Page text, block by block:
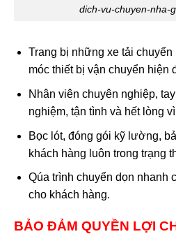
dich-vu-chuyen-nha-
Trang bị những xe tải
móc thiết bị vận chuyển hiện
Nhân viên chuyên nghiệp,
nghiệm, tận tình và hết lòng
Bọc lót, đóng gói kỹ lường,
khách hàng luôn trong trạng
Qúa trình chuyển dọn nhanh
cho khách hàng.
BẢO ĐẢM QUYỀN LỢI